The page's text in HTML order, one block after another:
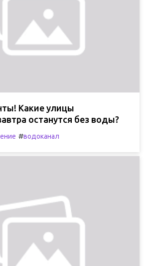
Какие улицы
останутся без воды?
#водоканал